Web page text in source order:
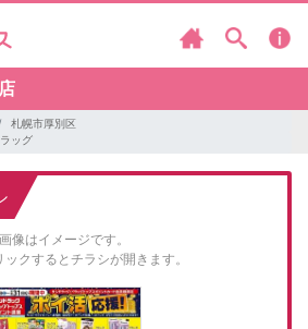
札幌市厚別区
ッグ
画像はイメージです。
クするとチラシが開きます。